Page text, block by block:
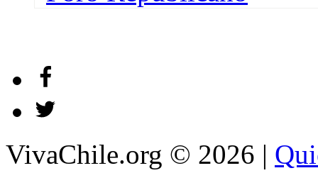
VivaChile.org © 2026 |